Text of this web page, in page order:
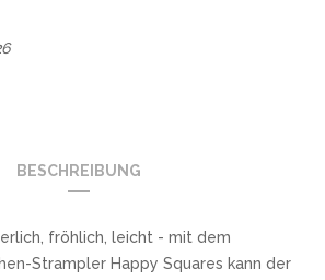
BESCHREIBUNG
fröhlich, leicht - mit dem
Strampler Happy Squares kann der